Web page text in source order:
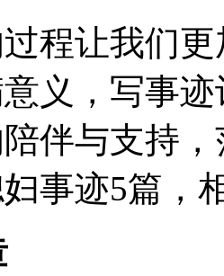
程让我们
义，写事
伴与支持
事迹5篇，